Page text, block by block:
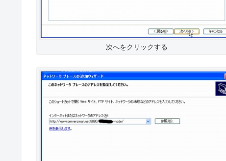
次へをクリックする